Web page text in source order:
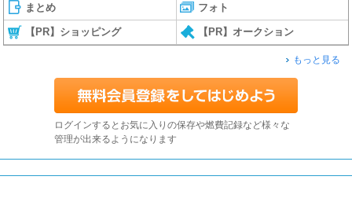
まとめ フォト
【PR】ショッピング 【PR】オークション
もっと見る
ログインするとお気に入りの保存や燃費記録など様々な
管理が出来るようになります